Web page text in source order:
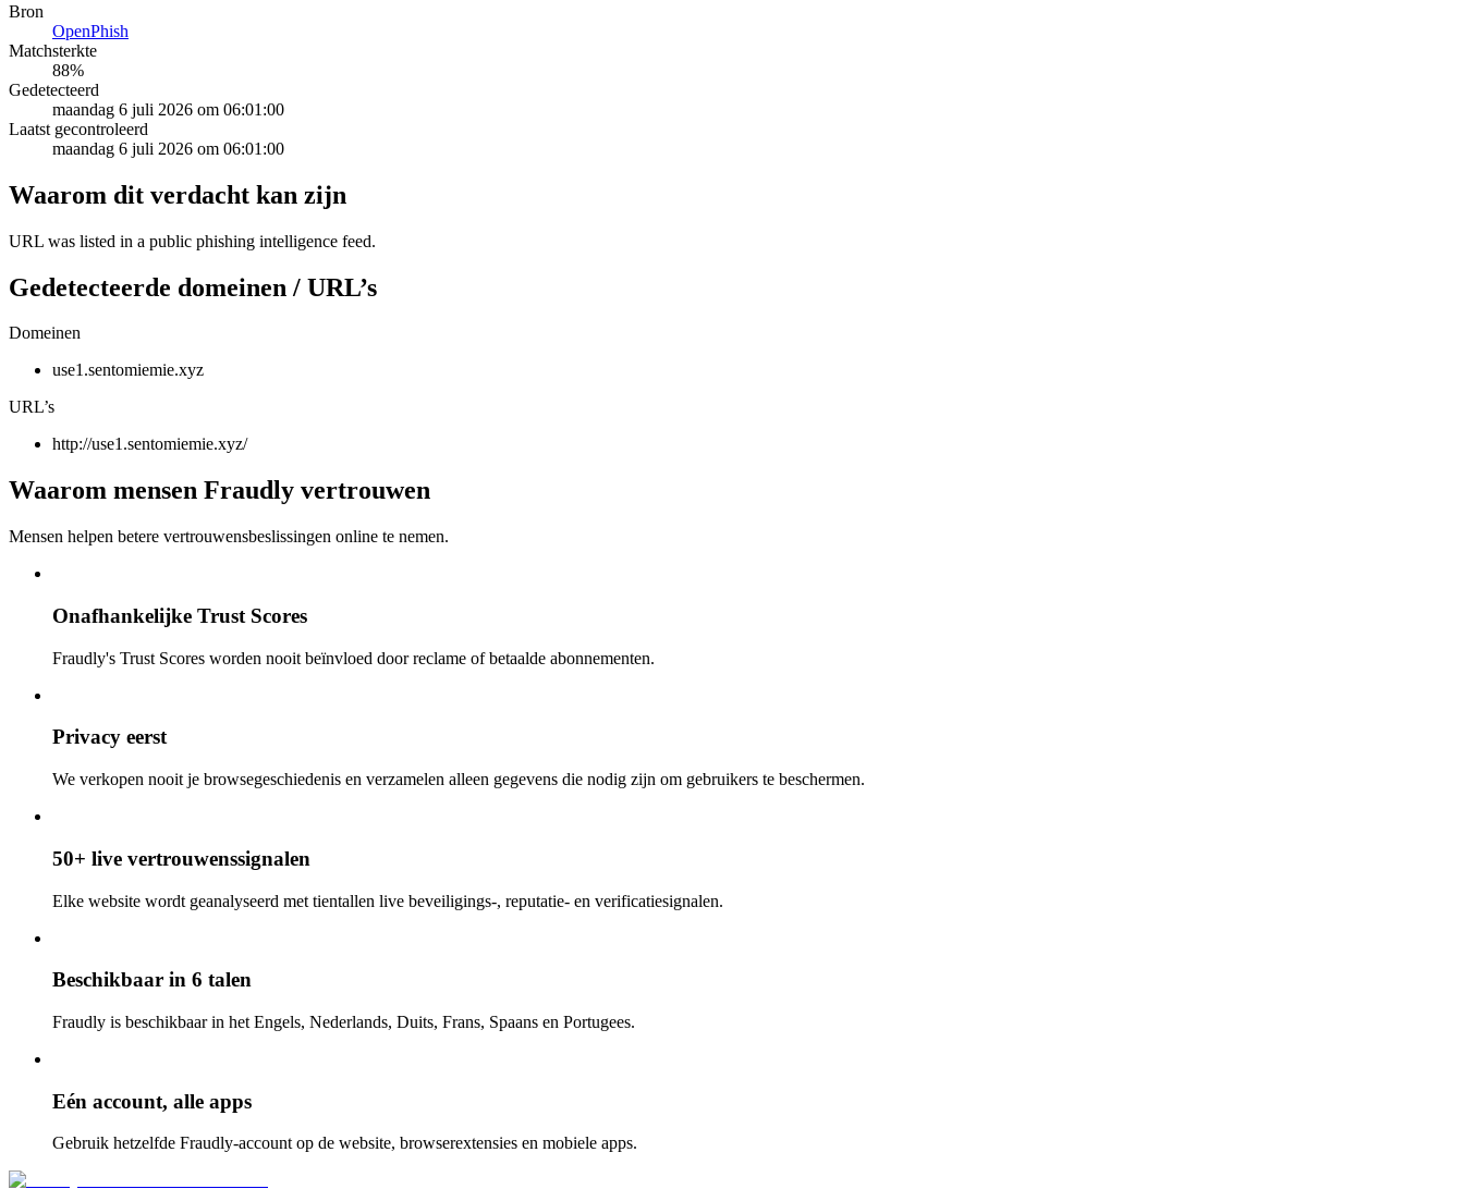
Bron
OpenPhish
Matchsterkte
88%
Gedetecteerd
maandag 6 juli 2026 om 06:01:00
Laatst gecontroleerd
maandag 6 juli 2026 om 06:01:00
Waarom dit verdacht kan zijn
URL was listed in a public phishing intelligence feed.
Gedetecteerde domeinen / URL’s
Domeinen
use1.sentomiemie.xyz
URL’s
http://use1.sentomiemie.xyz/
Waarom mensen Fraudly vertrouwen
Mensen helpen betere vertrouwensbeslissingen online te nemen.
Onafhankelijke Trust Scores
Fraudly's Trust Scores worden nooit beïnvloed door reclame of betaalde abonnementen.
Privacy eerst
We verkopen nooit je browsegeschiedenis en verzamelen alleen gegevens die nodig zijn om gebruikers te beschermen.
50+ live vertrouwenssignalen
Elke website wordt geanalyseerd met tientallen live beveiligings-, reputatie- en verificatiesignalen.
Beschikbaar in 6 talen
Fraudly is beschikbaar in het Engels, Nederlands, Duits, Frans, Spaans en Portugees.
Eén account, alle apps
Gebruik hetzelfde Fraudly-account op de website, browserextensies en mobiele apps.